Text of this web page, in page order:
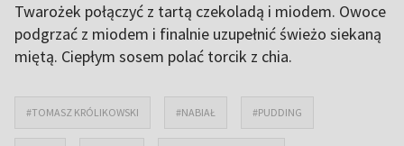
Twarożek połączyć z tartą czekoladą i miodem. Owoce
podgrzać z miodem i finalnie uzupełnić świeżo siekaną
miętą. Ciepłym sosem polać torcik z chia.
#TOMASZ KRÓLIKOWSKI #NABIAŁ #PUDDING